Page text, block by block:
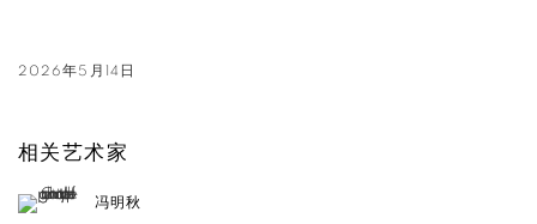
2026年5月14日
相关艺术家
冯明秋